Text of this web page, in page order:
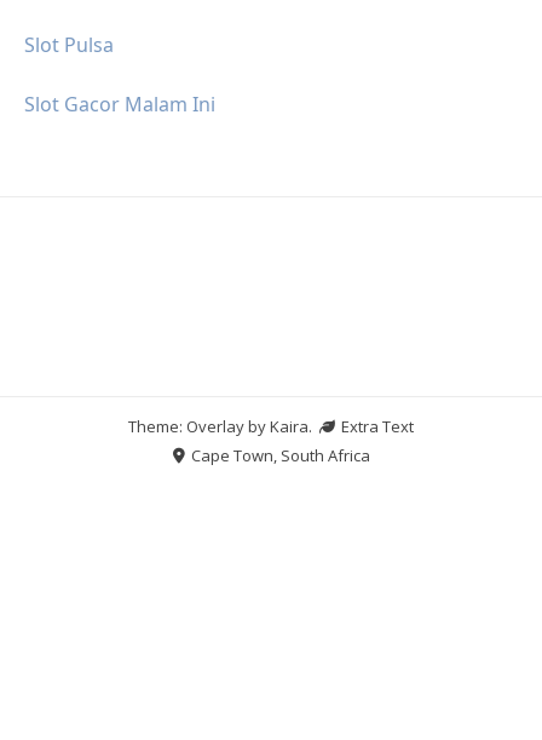
Slot Pulsa
Slot Gacor Malam Ini
Theme: Overlay byKaira.
Extra Text
Cape Town, South Africa